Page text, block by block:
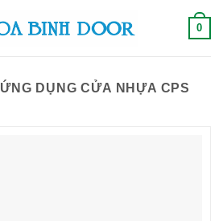
0
ỨNG DỤNG CỬA NHỰA CPS